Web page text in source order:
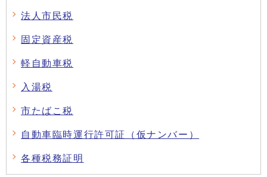
法人市民税
固定資産税
軽自動車税
入湯税
市たばこ税
自動車臨時運行許可証（仮ナンバー）
各種税務証明